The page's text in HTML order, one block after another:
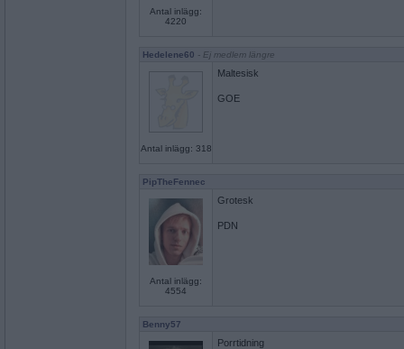
Antal inlägg:
4220
Hedelene60 - Ej medlem längre
Antal inlägg: 318
Maltesisk
GOE
PipTheFennec
Antal inlägg:
4554
Grotesk
PDN
Benny57
Porrtidning